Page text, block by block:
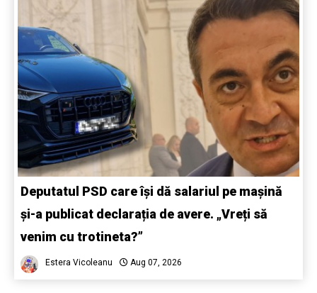
Deputatul PSD care își dă salariul pe mașină
și-a publicat declarația de avere. „Vreți să
venim cu trotineta?”
Estera Vicoleanu Aug 07, 2026